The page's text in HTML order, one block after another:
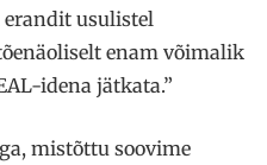
erandit usulistel
enam võimalik
idena jätkata.”
mistõttu soovime